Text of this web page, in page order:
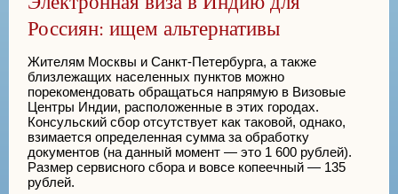
Россиян: ищем альтернативы
Жителям Москвы и Санкт-Петербурга, а также
близлежащих населенных пунктов можно
порекомендовать обращаться напрямую в Визовые
Центры Индии, расположенные в этих городах.
Консульский сбор отсутствует как таковой, однако,
взимается определенная сумма за обработку
документов (на данный момент — это 1 600 рублей).
Размер сервисного сбора и вовсе копеечный — 135
рублей.